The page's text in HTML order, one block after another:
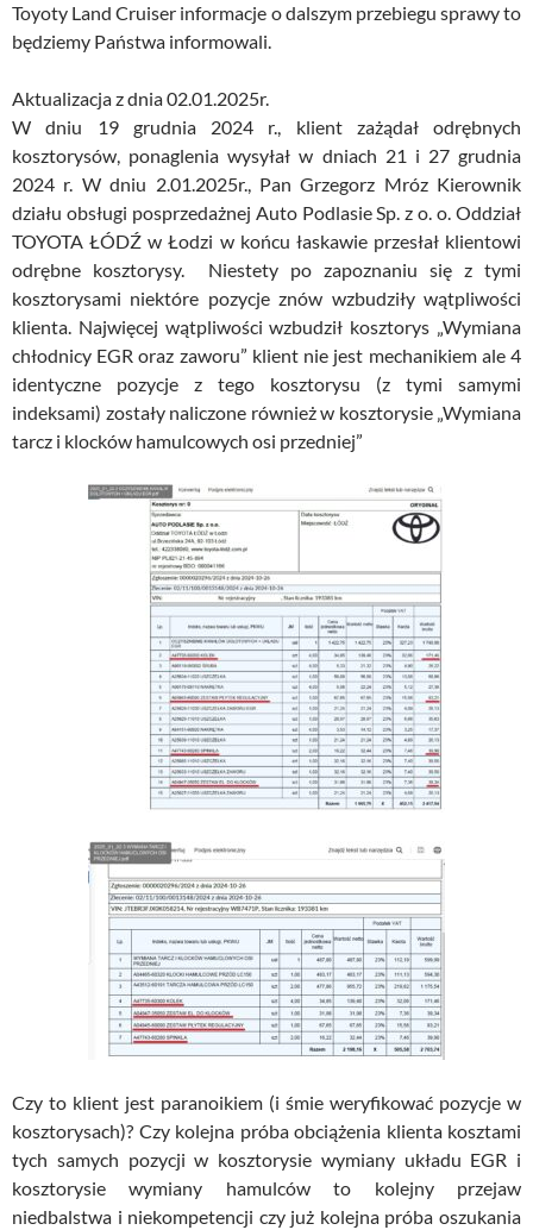
Toyoty Land Cruiser informacje o dalszym przebiegu sprawy to
będziemy Państwa informowali.
Aktualizacja z dnia 02.01.2025r.
W dniu 19 grudnia 2024 r., klient zażądał odrębnych
kosztorysów, ponaglenia wysyłał w dniach 21 i 27 grudnia
2024 r. W dniu 2.01.2025r., Pan Grzegorz Mróz Kierownik
działu obsługi posprzedażnej Auto Podlasie Sp. z o. o. Oddział
TOYOTA ŁÓDŹ w Łodzi w końcu łaskawie przesłał klientowi
odrębne kosztorysy. Niestety po zapoznaniu się z tymi
kosztorysami niektóre pozycje znów wzbudziły wątpliwości
klienta. Najwięcej wątpliwości wzbudził kosztorys „Wymiana
chłodnicy EGR oraz zaworu” klient nie jest mechanikiem ale 4
identyczne pozycje z tego kosztorysu (z tymi samymi
indeksami) zostały naliczone również w kosztorysie „Wymiana
tarcz i klocków hamulcowych osi przedniej”
Czy to klient jest paranoikiem (i śmie weryfikować pozycje w
kosztorysach)? Czy kolejna próba obciążenia klienta kosztami
tych samych pozycji w kosztorysie wymiany układu EGR i
kosztorysie wymiany hamulców to kolejny przejaw
niedbalstwa i niekompetencji czy już kolejna próba oszukania